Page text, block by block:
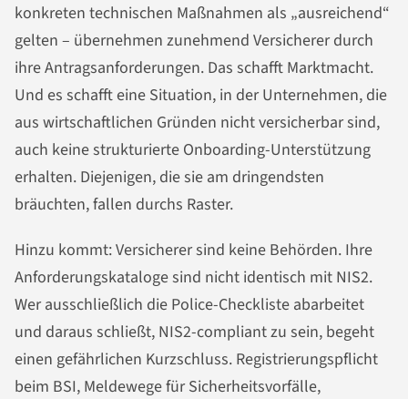
konkreten technischen Maßnahmen als „ausreichend“
gelten – übernehmen zunehmend Versicherer durch
ihre Antragsanforderungen. Das schafft Marktmacht.
Und es schafft eine Situation, in der Unternehmen, die
aus wirtschaftlichen Gründen nicht versicherbar sind,
auch keine strukturierte Onboarding-Unterstützung
erhalten. Diejenigen, die sie am dringendsten
bräuchten, fallen durchs Raster.
Hinzu kommt: Versicherer sind keine Behörden. Ihre
Anforderungskataloge sind nicht identisch mit NIS2.
Wer ausschließlich die Police-Checkliste abarbeitet
und daraus schließt, NIS2-compliant zu sein, begeht
einen gefährlichen Kurzschluss. Registrierungspflicht
beim BSI, Meldewege für Sicherheitsvorfälle,